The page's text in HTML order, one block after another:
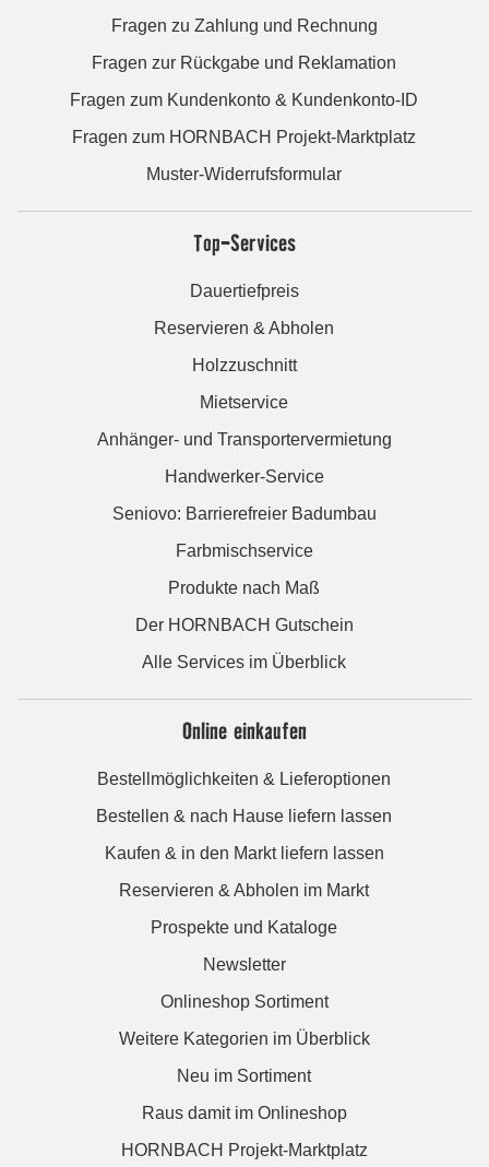
Fragen zu Zahlung und Rechnung
Fragen zur Rückgabe und Reklamation
Fragen zum Kundenkonto & Kundenkonto-ID
Fragen zum HORNBACH Projekt-Marktplatz
Muster-Widerrufsformular
Top-Services
Dauertiefpreis
Reservieren & Abholen
Holzzuschnitt
Mietservice
Anhänger- und Transportervermietung
Handwerker-Service
Seniovo: Barrierefreier Badumbau
Farbmischservice
Produkte nach Maß
Der HORNBACH Gutschein
Alle Services im Überblick
Online einkaufen
Bestellmöglichkeiten & Lieferoptionen
Bestellen & nach Hause liefern lassen
Kaufen & in den Markt liefern lassen
Reservieren & Abholen im Markt
Prospekte und Kataloge
Newsletter
Onlineshop Sortiment
Weitere Kategorien im Überblick
Neu im Sortiment
Raus damit im Onlineshop
HORNBACH Projekt-Marktplatz